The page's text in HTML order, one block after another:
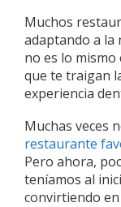
Muchos
adaptando a la
no es lo
que te traigan
experiencia
Muchas veces
restaurante
Pero ahora,
teníamos al
convirtiendo